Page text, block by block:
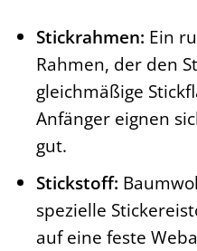
Stickrahmen: Ein
Rahmen, der den
gleichmäßige
Anfänger eignen
gut.
Stickstoff:
spezielle
auf eine feste